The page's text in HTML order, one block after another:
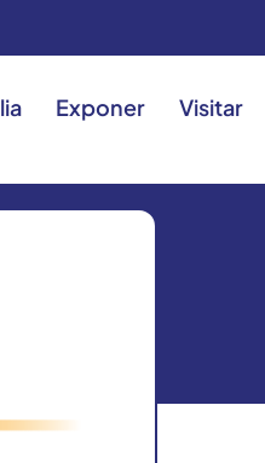
Exponer Visitar